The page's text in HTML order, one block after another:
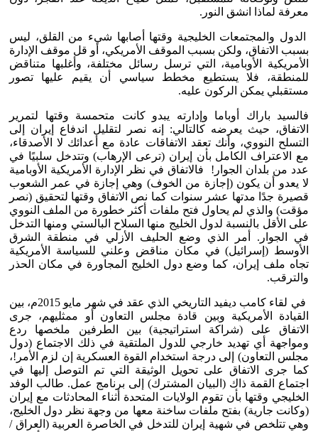
معرفة لماذا انشق النور.
الدول والمجتمعات الخليجية وقتها أصابها شيء من القلق، ليس
بسبب الاتفاق، ولكن بسبب الموقف الأمريكي، أو قل موقف الإدارة
الأمريكية الأوبامية، التي ترسل رسائل مختلفة، وأغلبها متناقض
للمنطقة، فلا يستطيع مخطط سياسي أن يقيم عليها تصور
مستقبلي يمكن الركون عليه.
فالسيد باراك أوباما وإدارته يبدو كانت متحمسة وقتها لتمرير
الاتفاق، حيث يعرضه كالتالي: إنه نصر لتقليل اندفاع إيران إلى
التسلح النووي، وأنك تعقد الاتفاقات عادة مع أعدائك لا الأصدقاء،
مع الاعتراف الكامل بأن إيران (ترعى الإرهاب) وتتدخل سلبيًا في
عدد من بلدان الجوار! فالاتفاق في نظر الإدارة الأمريكية الأوبامية
لا يعدو أن يكون (إجازة من الخوف) وهي إجازة في عمر الشعوب
قصيرة جدًا مدتها عشر سنوات كما نص الاتفاق وقتها لتحقيق (نصر
مؤقت) والذي لم يحاول فتح ملفات أكثر خطورة من الملف النووي
على الأقل بالنسبة لدول الخليج منها السلاح البالستي ومنها التدخل
في الجوار. أمر الذي وضع الحليف الأزلي في منطقة الشرق
الأوسط (إسرائيل) في مكان مناقض وعلني للسياسة الأمريكية
تجاه ملف إيران، كما وضع دول الخليج المجاورة في مكان الحذر
والترقب.
في لقاء كامب ديفيد التاريخي الذي عقد في شهر مايو 2015م، بين
القيادة الأمريكية وبين قادة مجلس التعاون أو ممثليهم، جرى
الاتفاق على (شراكة استراتيجية) بين الطرفين ملخصها ردع
ومواجهة أي تهديد خارجي للدول الملتقية في ذلك الاجتماع (دول
مجلس التعاون) إلى درجة استخدام القوة العسكرية إن لزم الأمر!،
كما جرى الاتفاق على تحويل الوثيقة التي تم التوصل إليها في
اجتماع القمة ذاك (البيان المشترك) إلى برنامج عمل. طالب الوفد
الخليجي وقتها بأن تقوم الولايات المتحدة أثناء المحادثات مع إيران
(وكانت جارية) بفتح ملفات ساخنة معها من وجهة نظر دول الخليج،
وهي تتلخص في شهية إيران للتدخل في الخاصرة العربية (العراق /